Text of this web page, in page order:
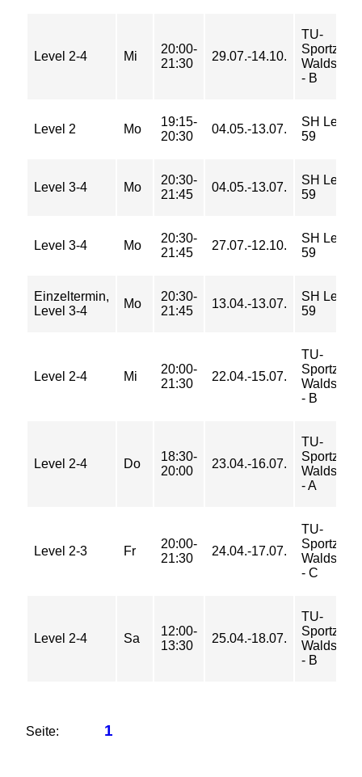
Level 2-4 Mi
20:00-
21:30
29.07.-14.10.
TU-
- B
Level 2 Mo
19:15-
20:30
04.05.-13.07.
SH
59
Level 3-4 Mo
20:30-
21:45
04.05.-13.07.
SH
59
Level 3-4 Mo
20:30-
21:45
27.07.-12.10.
SH
59
Einzeltermin,
Level 3-4
Mo
20:30-
21:45
13.04.-13.07.
SH
59
Level 2-4 Mi
20:00-
21:30
22.04.-15.07.
TU-
- B
Level 2-4 Do
18:30-
20:00
23.04.-16.07.
TU-
- A
Level 2-3 Fr
20:00-
21:30
24.04.-17.07.
TU-
- C
Level 2-4 Sa
12:00-
13:30
25.04.-18.07.
TU-
- B
Seite: 1